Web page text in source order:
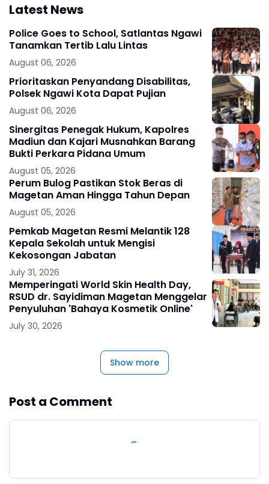
Latest News
Police Goes to School, Satlantas Ngawi
Tanamkan Tertib Lalu Lintas
August 06, 2026
Prioritaskan Penyandang Disabilitas,
Polsek Ngawi Kota Dapat Pujian
August 06, 2026
Sinergitas Penegak Hukum, Kapolres
Madiun dan Kajari Musnahkan Barang
Bukti Perkara Pidana Umum
August 05, 2026
Perum Bulog Pastikan Stok Beras di
Magetan Aman Hingga Tahun Depan
August 05, 2026
Pemkab Magetan Resmi Melantik 128
Kepala Sekolah untuk Mengisi
Kekosongan Jabatan
July 31, 2026
Memperingati World Skin Health Day,
RSUD dr. Sayidiman Magetan Menggelar
Penyuluhan 'Bahaya Kosmetik Online'
July 30, 2026
Show more
Post a Comment